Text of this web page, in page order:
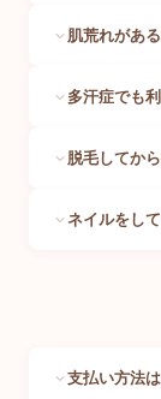
肌荒れがあ
多汗症でも
脱毛してか
ネイルをし
支払い方法は